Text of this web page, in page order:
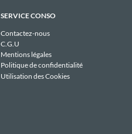
SERVICE CONSO
Contactez-nous
C.G.U
Mentions légales
Politique de confidentialité
Utilisation des Cookies